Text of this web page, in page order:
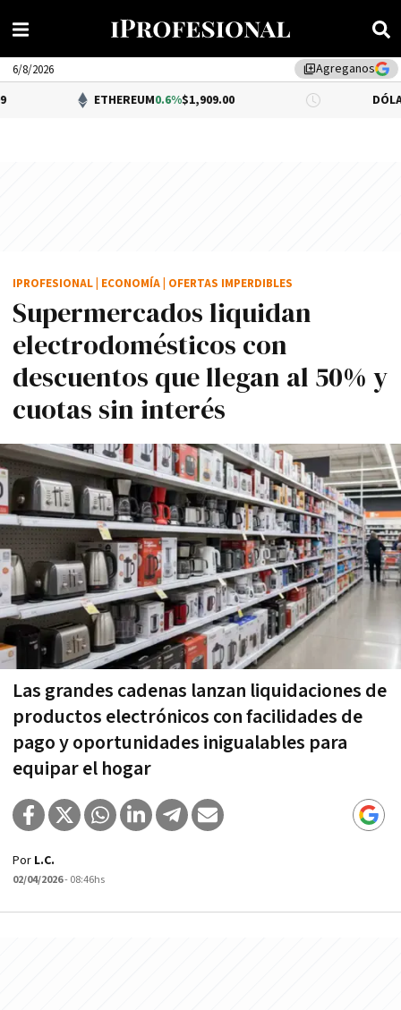
library_addAgreganos
6/8/2026
ETHEREUM0.6%$1,909.00 DÓLAR BNA 0.34%
Supermercados liquidan
electrodomésticos con
descuentos que llegan al 50% y
cuotas sin interés
Las grandes cadenas lanzan liquidaciones de
productos electrónicos con facilidades de
pago y oportunidades inigualables para
equipar el hogar
IPROFESIONAL ECONOMÍA OFERTAS IMPERDIBLES
Por L.C.
02/04/2026- 08:46hs